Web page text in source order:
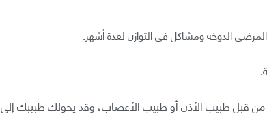
الدوخة ومشاكل في التوازن لعدة أشهر.
قبل طبيب الأذن أو طبيب الأعصاب، وقد يحولك طبيبك إلى